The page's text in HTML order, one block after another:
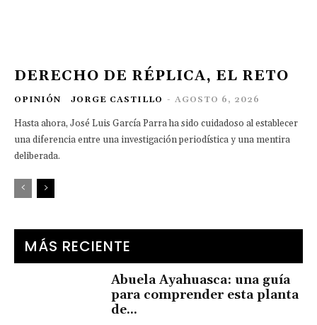
DERECHO DE RÉPLICA, EL RETO
OPINIÓN JORGE CASTILLO - AGOSTO 6, 2026
Hasta ahora, José Luis García Parra ha sido cuidadoso al establecer
una diferencia entre una investigación periodística y una mentira
deliberada.
MÁS RECIENTE
Abuela Ayahuasca: una guía
para comprender esta planta
de...